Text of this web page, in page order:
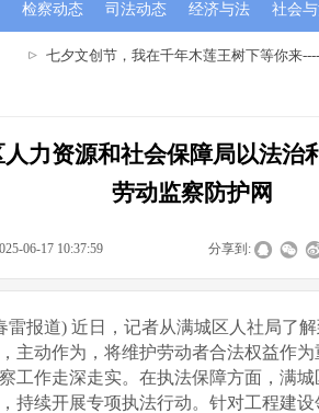
七夕文创节，我在千年木莲王树下等你来----
检察动态 司法动态 经济与法 社会
力资源和社会保障局以法治
劳动监察防护网
06-17 10:37:59 分享到:
雷报道) 近日，记者从满城区人社局了
主动作为，将维护劳动者合法权益作
工作走深走实。在执法保障方面，满
持续开展专项执法行动。针对工程建